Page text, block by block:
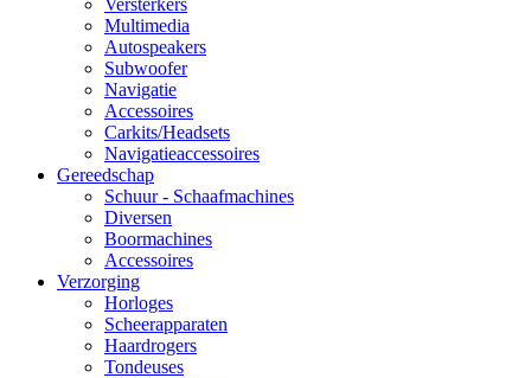
Versterkers
Multimedia
Autospeakers
Subwoofer
Navigatie
Accessoires
Carkits/Headsets
Navigatieaccessoires
Gereedschap
Schuur - Schaafmachines
Diversen
Boormachines
Accessoires
Verzorging
Horloges
Scheerapparaten
Haardrogers
Tondeuses